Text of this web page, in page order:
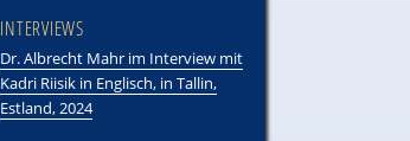
INTERVIEWS
Dr. Albrecht Mahr im Interview mit
Kadri Riisik in Englisch, in Tallin,
Estland, 2024